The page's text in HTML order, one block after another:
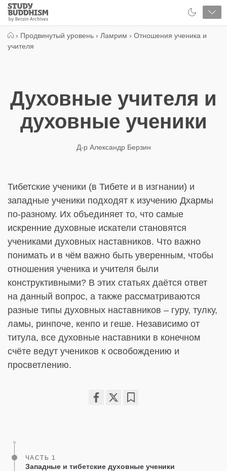
Close
Study
Buddhism
› Продвинутый уровень › Ламрим › Отношения ученика и
учителя
Духовные учителя и
духовные ученики
Д-р Александр Берзин
Тибетские ученики (в Тибете и в изгнании) и
западные ученики подходят к изучению Дхармы
по-разному. Их объединяет то, что самые
искренние духовные искатели становятся
учениками духовных наставников. Что важно
понимать и в чём важно быть уверенным, чтобы
отношения ученика и учителя были
конструктивными? В этих статьях даётся ответ
на данный вопрос, а также рассматриваются
разные типы духовных наставников – гуру, тулку,
ламы, ринпоче, кенпо и геше. Независимо от
титула, все духовные наставники в конечном
счёте ведут учеников к освобождению и
просветлению.
ЧАСТЬ 1
Западные и тибетские духовные ученики